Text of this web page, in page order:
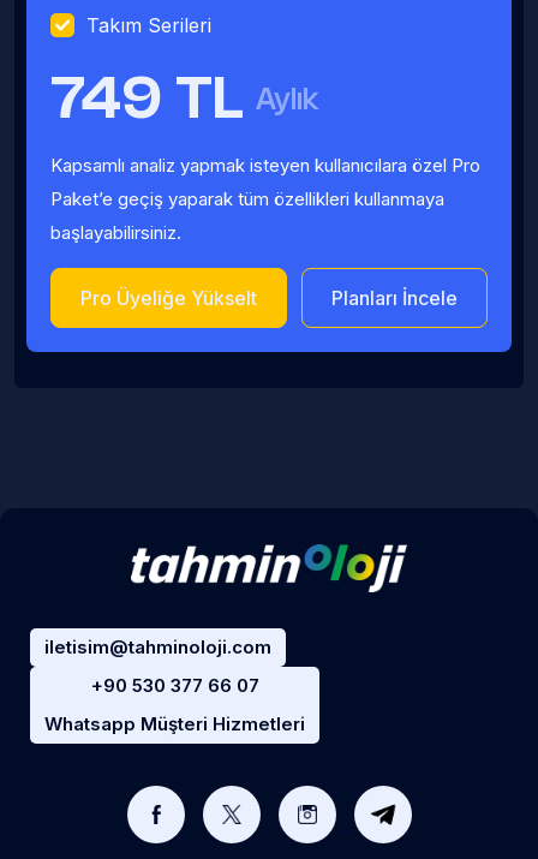
Takım Serileri
749 TL Aylık
Kapsamlı analiz yapmak isteyen kullanıcılara özel Pro
Paket’e geçiş yaparak tüm özellikleri kullanmaya
başlayabilirsiniz.
Pro Üyeliğe Yükselt Planları İncele
iletisim@tahminoloji.com
+90 530 377 66 07
Whatsapp Müşteri Hizmetleri